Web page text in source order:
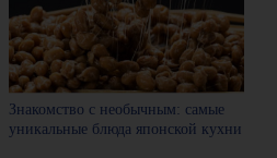
Знакомство с необычным: самые
уникальные блюда японской кухни